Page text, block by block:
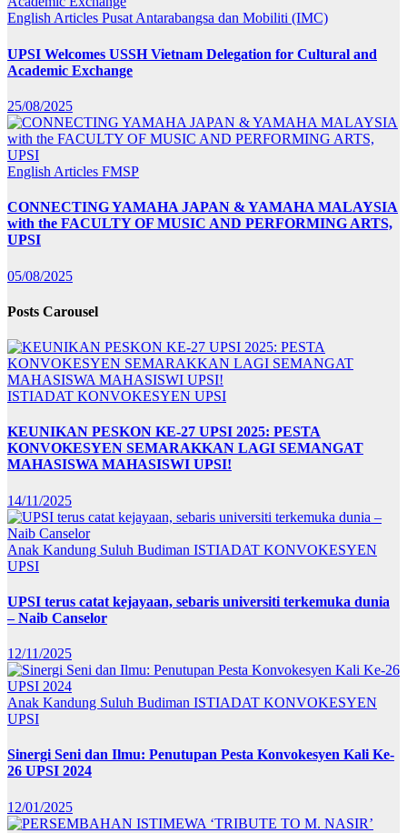
English Articles Pusat Antarabangsa dan Mobiliti (IMC)
UPSI Welcomes USSH Vietnam Delegation for Cultural and
Academic Exchange
25/08/2025
English Articles FMSP
CONNECTING YAMAHA JAPAN & YAMAHA MALAYSIA
with the FACULTY OF MUSIC AND PERFORMING ARTS,
UPSI
05/08/2025
Posts Carousel
ISTIADAT KONVOKESYEN UPSI
KEUNIKAN PESKON KE-27 UPSI 2025: PESTA
KONVOKESYEN SEMARAKKAN LAGI SEMANGAT
MAHASISWA MAHASISWI UPSI!
14/11/2025
Anak Kandung Suluh Budiman ISTIADAT KONVOKESYEN
UPSI
UPSI terus catat kejayaan, sebaris universiti terkemuka dunia
– Naib Canselor
12/11/2025
Anak Kandung Suluh Budiman ISTIADAT KONVOKESYEN
UPSI
Sinergi Seni dan Ilmu: Penutupan Pesta Konvokesyen Kali Ke-
26 UPSI 2024
12/01/2025